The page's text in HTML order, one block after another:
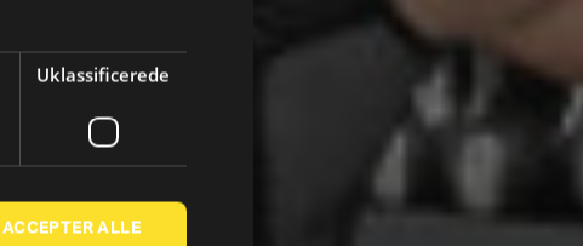
Uklassificerede
ACCEPTER ALLE